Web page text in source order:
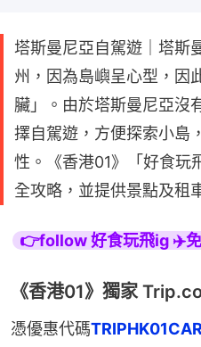
塔斯曼尼亞自駕遊｜塔斯
州，因為島嶼呈心型，因
臟」。由於塔斯曼尼亞沒
擇自駕遊，方便探索小島
性。《香港01》「好食玩
全攻略，並提供景點及租
👉follow 好食玩飛ig ✈️
《香港01》獨家
憑優惠代碼TRIPHK01CAR